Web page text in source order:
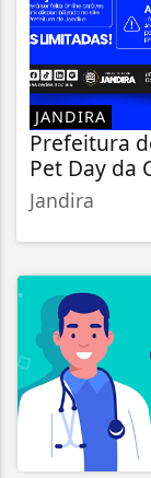
JANDIRA
Prefeitura
Pet Day da
Jandira